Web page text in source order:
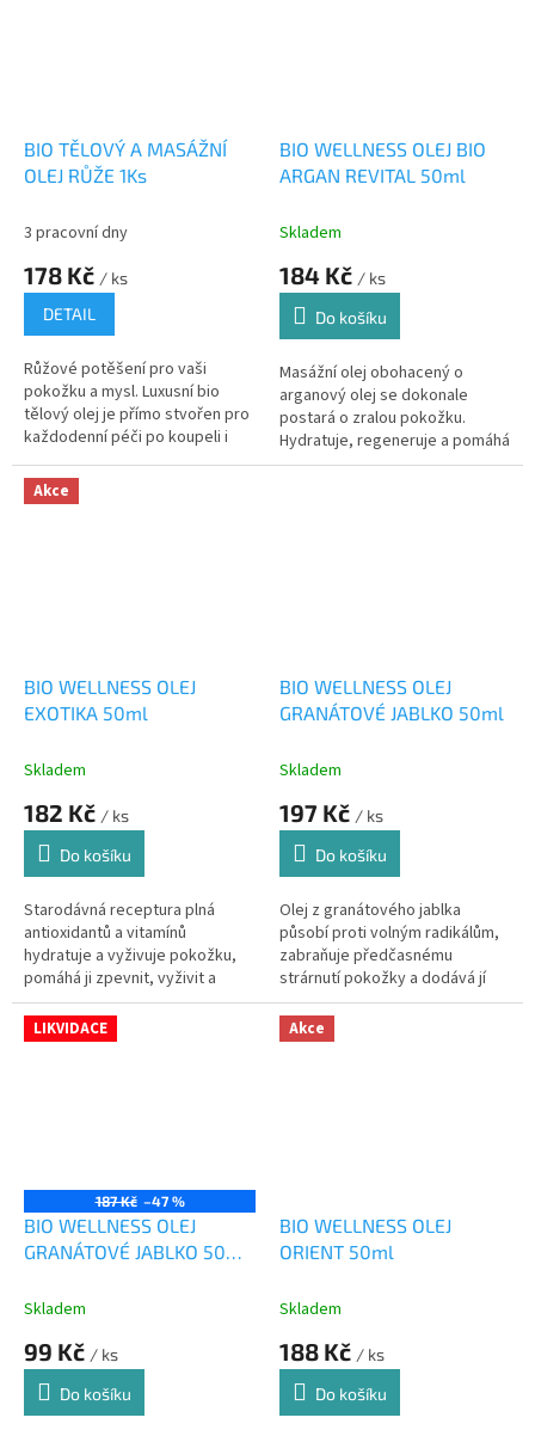
BIO TĚLOVÝ A MASÁŽNÍ
OLEJ RŮŽE 1Ks
3 pracovní dny
178 Kč / ks
DETAIL
Růžové potěšení pro vaši
pokožku a mysl. Luxusní bio
tělový olej je přímo stvořen pro
každodenní péči po koupeli i
romantickou masáž.
BIO WELLNESS OLEJ BIO
ARGAN REVITAL 50ml
Skladem
184 Kč / ks
Do košíku
Masážní olej obohacený o
arganový olej se dokonale
postará o zralou pokožku.
Hydratuje, regeneruje a pomáhá
zpomalovat stárnutí
Akce
BIO WELLNESS OLEJ
EXOTIKA 50ml
Skladem
182 Kč / ks
Do košíku
Starodávná receptura plná
antioxidantů a vitamínů
hydratuje a vyživuje pokožku,
pomáhá ji zpevnit, vyživit a
exoticky ji provoní
BIO WELLNESS OLEJ
GRANÁTOVÉ JABLKO 50ml
Skladem
197 Kč / ks
Do košíku
Olej z granátového jablka
působí proti volným radikálům,
zabraňuje předčasnému
strárnutí pokožky a dodává jí
krásný vzhled
LIKVIDACE
187 Kč –47 %
BIO WELLNESS OLEJ
GRANÁTOVÉ JABLKO 50ml
Skladem
99 Kč / ks
Do košíku
Akce
BIO WELLNESS OLEJ
ORIENT 50ml
Skladem
188 Kč / ks
Do košíku